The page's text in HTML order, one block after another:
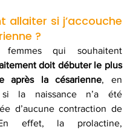
allaiter si j’accouche
?
qui souhaitent
doit débuter le plus
après la césarienne, en
si la naissance n’a été
d’aucune contraction de
effet, la prolactine,